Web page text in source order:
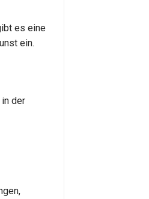
es eine
ein.
der